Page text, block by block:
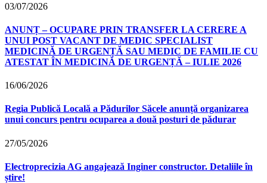
03/07/2026
ANUNȚ – OCUPARE PRIN TRANSFER LA CERERE A
UNUI POST VACANT DE MEDIC SPECIALIST
MEDICINĂ DE URGENȚĂ SAU MEDIC DE FAMILIE CU
ATESTAT ÎN MEDICINĂ DE URGENȚĂ – IULIE 2026
16/06/2026
Regia Publică Locală a Pădurilor Săcele anunță organizarea
unui concurs pentru ocuparea a două posturi de pădurar
27/05/2026
Electroprecizia AG angajează Inginer constructor. Detaliile în
știre!